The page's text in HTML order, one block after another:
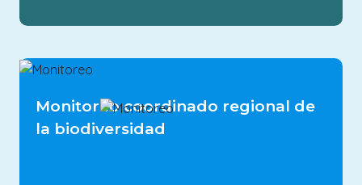
Image
Monitoreo coordinado regional de
la biodiversidad
Los responsables de la toma de
decisiones de cuatro países del Pacífico